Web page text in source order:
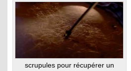
scrupules pour récupérer un